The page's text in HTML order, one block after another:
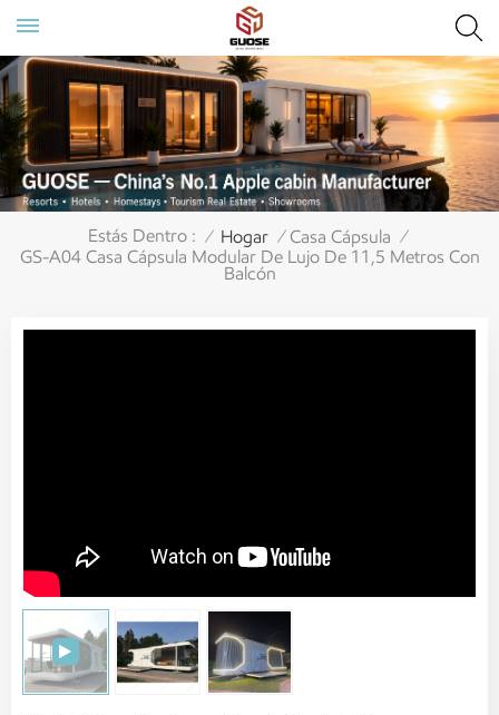
Estás Dentro : / Hogar / Casa Cápsula /
GS-A04 Casa Cápsula Modular De Lujo De 11,5 Metros Con
Balcón